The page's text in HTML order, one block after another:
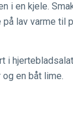
i en kjele.
på lav varme til
i
en båt lime.